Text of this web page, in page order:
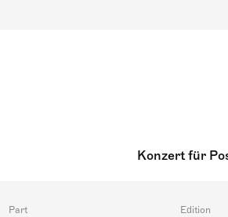
Konzert für
Part Edition